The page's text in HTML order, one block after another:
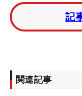
パーセーブもで
続きました」。平
『1.8219』の53
ト、4パットをめ
トに泣かされた一
記
関連記事